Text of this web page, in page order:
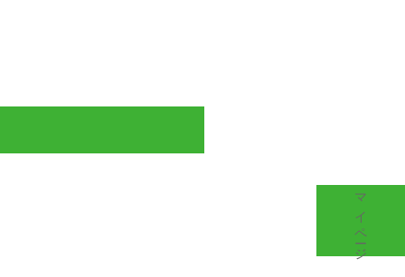
マイページ